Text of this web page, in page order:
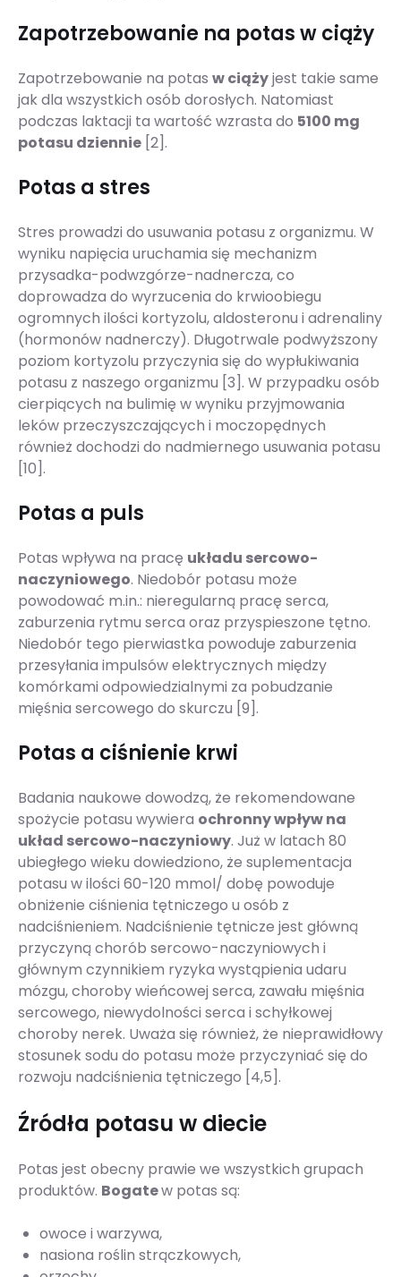
Zapotrzebowanie na potas w ciąży
Zapotrzebowanie na potas w ciążyjest takie same
jak dla wszystkich osób dorosłych. Natomiast
podczas laktacji ta wartość wzrasta do 5100 mg
potasu dziennie [2].
Potas a stres
Stres prowadzi do usuwania potasu z organizmu. W
wyniku napięcia uruchamia się mechanizm
przysadka-podwzgórze-nadnercza, co
doprowadza do wyrzucenia do krwioobiegu
ogromnych ilości kortyzolu, aldosteronu i adrenaliny
(hormonów nadnerczy). Długotrwale podwyższony
poziom kortyzolu przyczynia się do wypłukiwania
potasu z naszego organizmu [3]. W przypadku osób
cierpiących na bulimię w wyniku przyjmowania
leków przeczyszczających i moczopędnych
również dochodzi do nadmiernego usuwania potasu
[10].
Potas a puls
Potas wpływa na pracę układu sercowo-
naczyniowego. Niedobór potasu może
powodować m.in.: nieregularną pracę serca,
zaburzenia rytmu serca oraz przyspieszone tętno.
Niedobór tego pierwiastka powoduje zaburzenia
przesyłania impulsów elektrycznych między
komórkami odpowiedzialnymi za pobudzanie
mięśnia sercowego do skurczu [9].
Potas a ciśnienie krwi
Badania naukowe dowodzą, że rekomendowane
spożycie potasu wywiera ochronny wpływ na
układ sercowo-naczyniowy. Już w latach 80
ubiegłego wieku dowiedziono, że suplementacja
potasu w ilości 60-120 mmol/ dobę powoduje
obniżenie ciśnienia tętniczego u osób z
nadciśnieniem. Nadciśnienie tętnicze jest główną
przyczyną chorób sercowo-naczyniowych i
głównym czynnikiem ryzyka wystąpienia udaru
mózgu, choroby wieńcowej serca, zawału mięśnia
sercowego, niewydolności serca i schyłkowej
choroby nerek. Uważa się również, że nieprawidłowy
stosunek sodu do potasu może przyczyniać się do
rozwoju nadciśnienia tętniczego [4,5].
Źródła potasu w diecie
Potas jest obecny prawie we wszystkich grupach
produktów. Bogatew potas są:
owoce i warzywa,
nasiona roślin strączkowych,